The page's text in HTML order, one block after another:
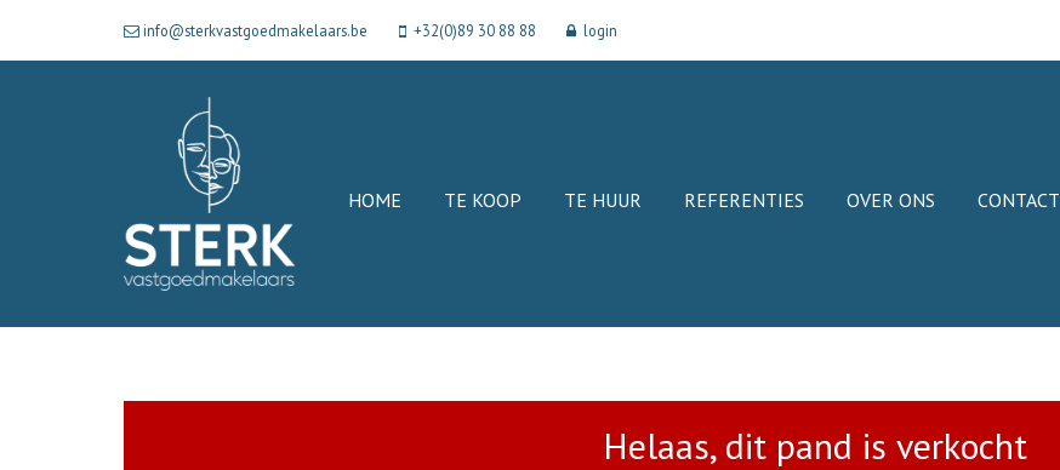
info@sterkvastgoedmakelaars.be +32(0)89 30 88 88 login
HOME TE KOOP TE HUUR REFERENTIES OVER ONS CONTACT
Helaas, dit pand is verkocht